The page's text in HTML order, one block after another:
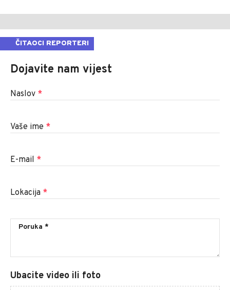
ČITAOCI REPORTERI
Dojavite nam vijest
Naslov *
Vaše ime *
E-mail *
Lokacija *
Ubacite video ili foto